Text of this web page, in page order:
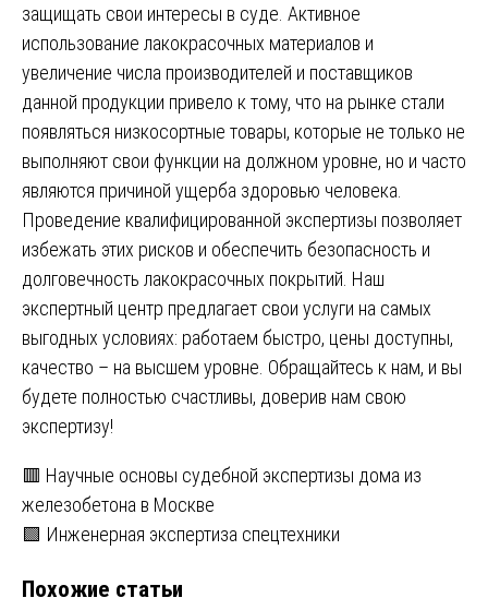
защищать свои интересы в суде. Активное
использование лакокрасочных материалов и
увеличение числа производителей и поставщиков
данной продукции привело к тому, что на рынке стали
появляться низкосортные товары, которые не только не
выполняют свои функции на должном уровне, но и часто
являются причиной ущерба здоровью человека.
Проведение квалифицированной экспертизы позволяет
избежать этих рисков и обеспечить безопасность и
долговечность лакокрасочных покрытий. Наш
экспертный центр предлагает свои услуги на самых
выгодных условиях: работаем быстро, цены доступны,
качество – на высшем уровне. Обращайтесь к нам, и вы
будете полностью счастливы, доверив нам свою
экспертизу!
Навигация
по
🟥 Научные основы судебной экспертизы дома из
железобетона в Москве
🟩 Инженерная экспертиза спецтехники
Похожие статьи